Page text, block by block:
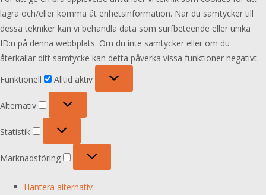
lagra och/eller komma åt enhetsinformation. När du samtycker till
dessa tekniker kan vi behandla data som surfbeteende eller unika
ID:n på denna webbplats. Om du inte samtycker eller om du
återkallar ditt samtycke kan detta påverka vissa funktioner negativt.
Funktionell
Alltid aktiv
Alternativ
Statistik
Marknadsföring
Hantera alternativ